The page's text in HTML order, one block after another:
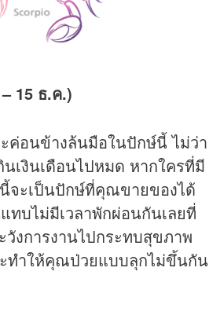
15 ธ.ค.)
ค่อนข้างล้นมือในปักษ์นี้ ไม่ว่า
นเงินเดือนไปหมด หากใครที่มี
จะเป็นปักษ์ที่คุณขายของได้
ทบไม่มีเวลาพักผ่อนกันเลยที่
งการงานไปกระทบสุขภาพ
ะทำให้คุณป่วยแบบลุกไม่ขึ้นกัน